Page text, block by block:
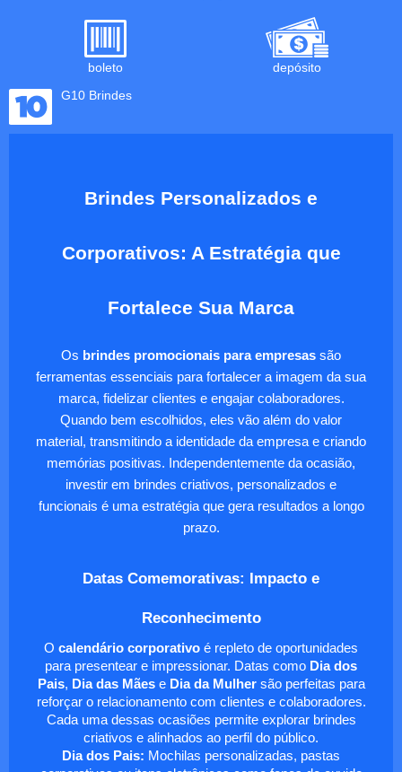
boleto
depósito
G10 Brindes
Brindes Personalizados e
Corporativos: A Estratégia que
Fortalece Sua Marca
Os brindes promocionais para empresas são
ferramentas essenciais para fortalecer a imagem da sua
marca, fidelizar clientes e engajar colaboradores.
Quando bem escolhidos, eles vão além do valor
material, transmitindo a identidade da empresa e criando
memórias positivas. Independentemente da ocasião,
investir em brindes criativos, personalizados e
funcionais é uma estratégia que gera resultados a longo
prazo.
Datas Comemorativas: Impacto e
Reconhecimento
O calendário corporativo é repleto de oportunidades
para presentear e impressionar. Datas como Dia dos
Pais, Dia das Mãese Dia da Mulhersão perfeitas para
reforçar o relacionamento com clientes e colaboradores.
Cada uma dessas ocasiões permite explorar brindes
criativos e alinhados ao perfil do público.
Dia dos Pais: Mochilas personalizadas, pastas